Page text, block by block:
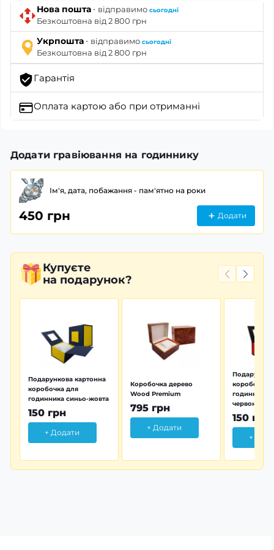
Нова пошта · відправимо сьогодні
Безкоштовна від 2 800 грн
Укрпошта · відправимо сьогодні
Безкоштовна від 2 800 грн
Гарантія
Оплата картою або при отриманні
Додати гравіювання на годиннику
Ім'я, дата, побажання - пам'ятно на роки
450 грн Додати
Купуєте
на подарунок?
Подарункова картонна
коробочка для
годинника синьо-жовта
150 грн
+ Додати
Коробочка дерево
Wood Premium
795 грн
+ Додати
коробочка
годинника
червона
150 грн
+